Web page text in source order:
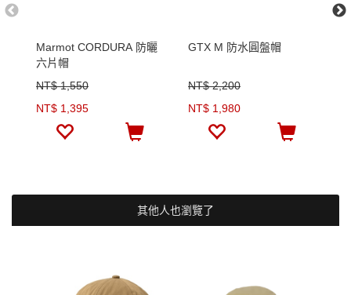
Marmot CORDURA 防曬
六片帽
NT$ 1,550
NT$ 1,395
GTX M 防水圓盤帽
NT$ 2,200
NT$ 1,980
其他人也瀏覽了